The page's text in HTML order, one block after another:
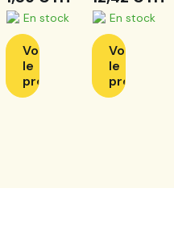
- l'unité
En stock
Voir
le
produit
clefs
En stock
Voir
le
produit